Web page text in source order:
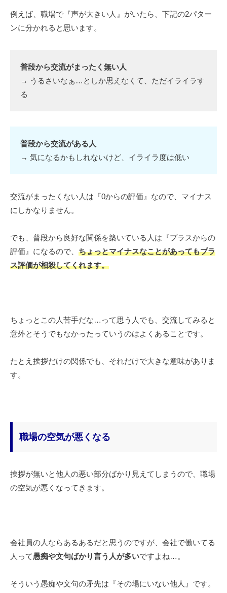
例えば、職場で『声が大きい人』がいたら、下記の2パター
ンに分かれると思います。
普段から交流がまったく無い人
→ うるさいなぁ…としか思えなくて、ただイライラす
る
普段から交流がある人
→ 気になるかもしれないけど、イライラ度は低い
交流がまったくない人は『0からの評価』なので、マイナス
にしかなりません。
でも、普段から良好な関係を築いている人は『プラスからの
評価』になるので、ちょっとマイナスなことがあってもプラ
ス評価が相殺してくれます。
ちょっとこの人苦手だな…って思う人でも、交流してみると
意外とそうでもなかったっていうのはよくあることです。
たとえ挨拶だけの関係でも、それだけで大きな意味がありま
す。
職場の空気が悪くなる
挨拶が無いと他人の悪い部分ばかり見えてしまうので、職場
の空気が悪くなってきます。
会社員の人ならあるあるだと思うのですが、会社で働いてる
人って愚痴や文句ばかり言う人が多いですよね…。
そういう愚痴や文句の矛先は『その場にいない他人』です。